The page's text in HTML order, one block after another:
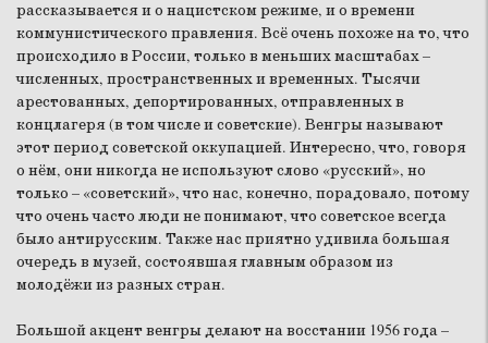
рассказывается и о нацистском режиме, и о времени
коммунистического правления. Всё очень похоже на то, что
происходило в России, только в меньших масштабах –
численных, пространственных и временных. Тысячи
арестованных, депортированных, отправленных в
концлагеря (в том числе и советские). Венгры называют
этот период советской оккупацией. Интересно, что, говоря
о нём, они никогда не используют слово «русский», но
только – «советский», что нас, конечно, порадовало, потому
что очень часто люди не понимают, что советское всегда
было антирусским. Также нас приятно удивила большая
очередь в музей, состоявшая главным образом из
молодёжи из разных стран.
Большой акцент венгры делают на восстании 1956 года –